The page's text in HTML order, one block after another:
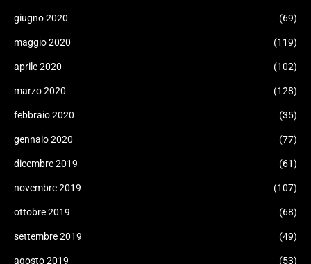
giugno 2020 (69)
maggio 2020 (119)
aprile 2020 (102)
marzo 2020 (128)
febbraio 2020 (35)
gennaio 2020 (77)
dicembre 2019 (61)
novembre 2019 (107)
ottobre 2019 (68)
settembre 2019 (49)
agosto 2019 (53)